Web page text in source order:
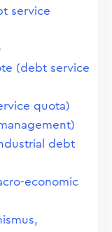
service
(debt service
quota)
debt
economic